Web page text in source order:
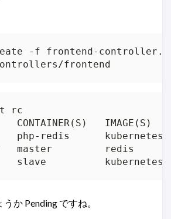
-f frontend-
frontend
rc
CONTAINER(S)
php-redis      kubernetes/
master         redis
slave
か Pending ですね。